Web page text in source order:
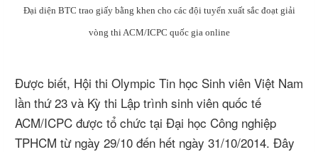
Đại diện BTC trao giấy bằng khen cho các đội tuyển xuất sắc đoạt giải
vòng thi ACM/ICPC quốc gia online
Được biết, Hội thi Olympic Tin học Sinh viên Việt Nam
lần thứ 23 và Kỳ thi Lập trình sinh viên quốc tế
ACM/ICPC được tổ chức tại Đại học Công nghiệp
TPHCM từ ngày 29/10 đến hết ngày 31/10/2014. Đây